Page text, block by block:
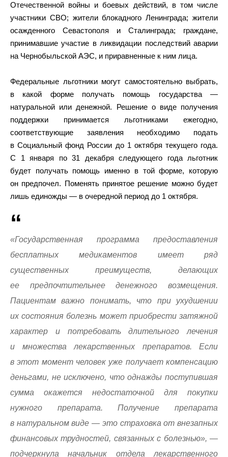
Отечественной войны и боевых действий, в том числе
участники СВО; жители блокадного Ленинграда; жители
осажденного Севастополя и Сталинграда; граждане,
принимавшие участие в ликвидации последствий аварии
на Чернобыльской АЭС, и приравненные к ним лица.
Федеральные льготники могут самостоятельно выбрать,
в какой форме получать помощь государства —
натуральной или денежной. Решение о виде получения
поддержки принимается льготниками ежегодно,
соответствующие заявления необходимо подать
в Социальный фонд России до 1 октября текущего года.
С 1 января по 31 декабря следующего года льготник
будет получать помощь именно в той форме, которую
он предпочел. Поменять принятое решение можно будет
лишь единожды — в очередной период до 1 октября.
«Государственная программа предоставления
бесплатных медикаментов имеет ряд
существенных преимуществ, делающих
ее предпочтительнее денежного возмещения.
Пациентам важно понимать, что при ухудшении
их состояния болезнь может приобрести затяжной
характер и потребовать длительного лечения
и множества лекарственных препаратов. Если
в этот момент человек уже получает компенсацию
деньгами, не исключено, что однажды поступившая
сумма окажется недостаточной для покупки
нужного препарата. Получение препарата
в натуральном виде — это страховка от внезапных
финансовых трудностей, связанных с болезнью», —
подчеркнула начальник отдела лекарственного